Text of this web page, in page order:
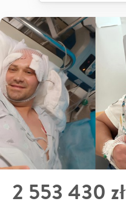
2 553 430 zł